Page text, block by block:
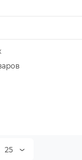
25